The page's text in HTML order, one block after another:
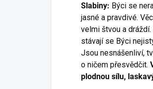
Slabiny: Býci se
jasné a pravdivé.
velmi štvou a
stávají se Býci
Jsou nesnášenliví,
o ničem přesvědčit.
plodnou sílu,